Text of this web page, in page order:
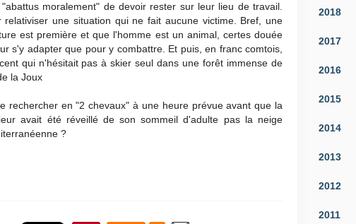
moralement" de devoir rester sur leur lieu de travail.
une situation qui ne fait aucune victime. Bref, une
est première et que l'homme est un animal, certes douée
s'y adapter que pour y combattre. Et puis, en franc comtois,
qui n'hésitait pas à skier seul dans une forêt immense de
la Joux
rechercher en "2 chevaux" à une heure prévue avant que la
avait été réveillé de son sommeil d'adulte pas la neige
?
2018
2017
2016
2015
2014
2013
2012
2011